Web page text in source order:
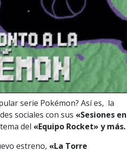
serie Pokémon? Así es, la
sociales con sus «Sesiones en
del «Equipo Rocket» y más.
estreno, «La Torre